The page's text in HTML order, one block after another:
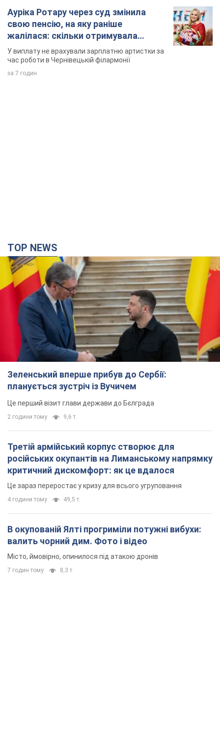
TOP NEWS
2 години тому
Третій армійський корпус створює для
російських окупантів на Лиманському напрямку
критичний дискомфорт: як це вдалося
Це зараз переростає у кризу для всього угруповання
4 години тому 49,5 т.
В окупованій Ялті прогриміли потужні вибухи:
валить чорний дим. Фото і відео
Місто, ймовірно, опинилося під атакою дронів
7 годин тому 8,3 т.